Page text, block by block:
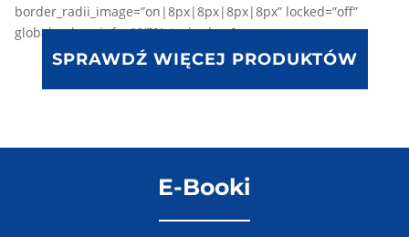
border_radii_image=”on|8px|8px|8px|8px” locked=”off”
global_colors_info=”{}”][/et_pb_shop]
SPRAWDŹ WIĘCEJ PRODUKTÓW
E-Booki